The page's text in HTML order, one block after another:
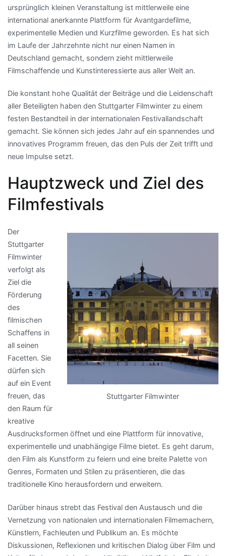
ursprünglich kleinen Veranstaltung ist mittlerweile eine
international anerkannte Plattform für Avantgardefilme,
experimentelle Medien und Kurzfilme geworden. Es hat sich
im Laufe der Jahrzehnte nicht nur einen Namen in
Deutschland gemacht, sondern zieht mittlerweile
Filmschaffende und Kunstinteressierte aus aller Welt an.
Die konstant hohe Qualität der Beiträge und die Leidenschaft
aller Beteiligten haben den Stuttgarter Filmwinter zu einem
festen Bestandteil in der internationalen Festivallandschaft
gemacht. Sie können sich jedes Jahr auf ein spannendes und
innovatives Programm freuen, das den Puls der Zeit trifft und
neue Impulse setzt.
Hauptzweck und Ziel des
Filmfestivals
Stuttgarter Filmwinter
Der
Stuttgarter
Filmwinter
verfolgt als
Ziel die
Förderung
des
filmischen
Schaffens in
all seinen
Facetten. Sie
dürfen sich
auf ein Event
freuen, das
den Raum für
kreative
Ausdrucksformen öffnet und eine Plattform für innovative,
experimentelle und unabhängige Filme bietet. Es geht darum,
den Film als Kunstform zu feiern und eine breite Palette von
Genres, Formaten und Stilen zu präsentieren, die das
traditionelle Kino herausfordern und erweitern.
Darüber hinaus strebt das Festival den Austausch und die
Vernetzung von nationalen und internationalen Filmemachern,
Künstlern, Fachleuten und Publikum an. Es möchte
Diskussionen, Reflexionen und kritischen Dialog über Film und